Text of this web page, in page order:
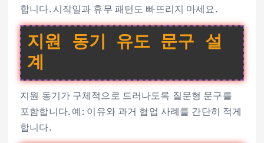
합니다. 시작일과 휴무 패턴도 빠뜨리지 마세요.
지원 동기 유도 문구 설
계
지원 동기가 구체적으로 드러나도록 질문형 문구를
포함합니다. 예: 이유와 과거 협업 사례를 간단히 적게
합니다.